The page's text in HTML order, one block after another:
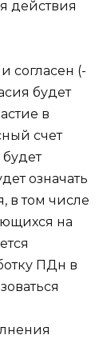
действия
согласен (-
будет
в
счет
означать
в том числе
на
ПДн в